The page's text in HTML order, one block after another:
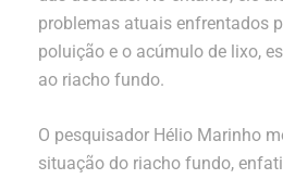
problemas atuais enfrentados
poluição e o acúmulo de lixo,
ao riacho fundo.
O pesquisador Hélio Marinho
situação do riacho fundo,